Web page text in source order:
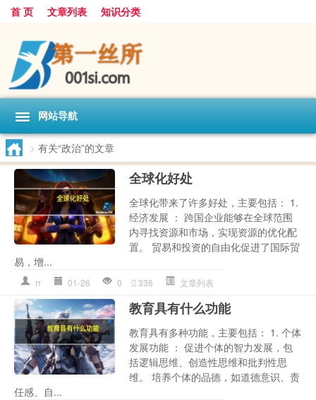
首 页 文章列表 知识分类
网站导航
> 有关“政治”的文章
全球化好处
全球化带来了许多好处，主要包括： 1.
经济发展 ： 跨国企业能够在全球范围
内寻找资源和市场，实现资源的优化配
置。 贸易和投资的自由化促进了国际贸
易，增...
rr 01-26 0 336 文章列表
教育具有什么功能
教育具有多种功能，主要包括： 1. 个体
发展功能 ： 促进个体的智力发展，包
括逻辑思维、创造性思维和批判性思
维。 培养个体的品德，如道德意识、责
任感、自...